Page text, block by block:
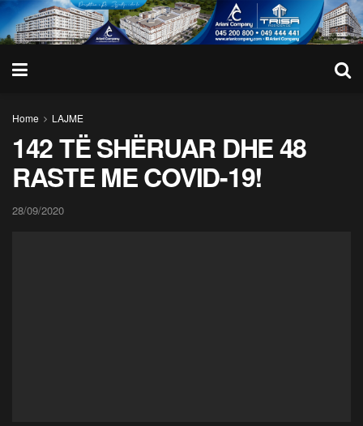
Home LAJME
142 TË SHËRUAR DHE 48
RASTE ME COVID-19!
28/09/2020